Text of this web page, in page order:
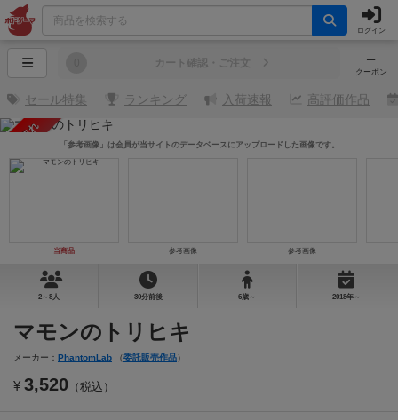
ログイン
─
クーポン
カート確認・ご注文
セール特集 ランキング 入荷速報 高評価作品
売り切れ
当商品 参考画像 参考画像
「参考画像」は会員が当サイトのデータベースにアップロードした画像です。
2～8人 30分前後 6歳～ 2018年～
マモンのトリヒキ
メーカー： PhantomLab （委託販売作品）
¥ 3,520 （税込）